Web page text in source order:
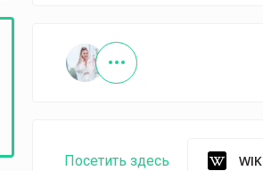
Посетить здесь